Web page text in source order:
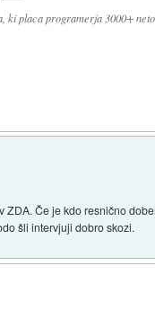
ki placa programerja 3000+
Če je kdo resnično
šli intervjuji dobro skozi.